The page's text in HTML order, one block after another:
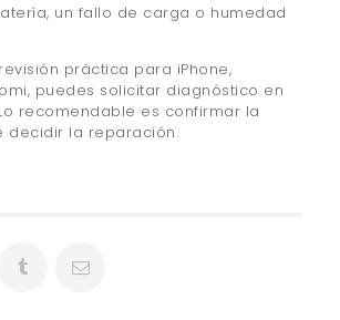
un fallo de carga o humedad
práctica para iPhone,
puedes solicitar diagnóstico en
recomendable es confirmar la
decidir la reparación.